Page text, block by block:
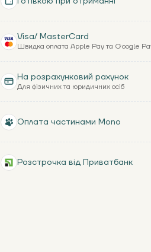
Visa/ MasterCard
Швидка оплата Apple Pay та Google
На розрахунковий рахунок
Для фізичних та юридичних осіб
Оплата частинами Mono
Розстрочка від Приватбанк